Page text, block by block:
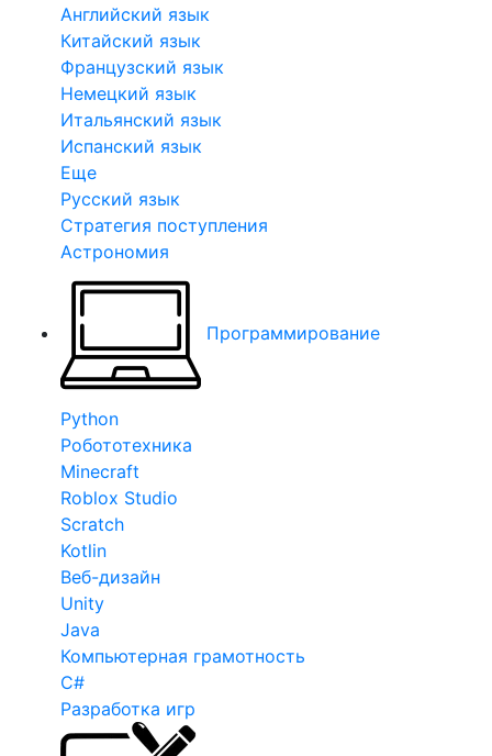
Английский язык
Китайский язык
Французский язык
Немецкий язык
Итальянский язык
Испанский язык
Еще
Русский язык
Стратегия поступления
Астрономия
Программирование
Python
Робототехника
Minecraft
Roblox Studio
Scratch
Kotlin
Веб-дизайн
Unity
Java
Компьютерная грамотность
C#
Разработка игр